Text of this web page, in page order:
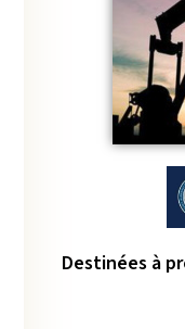
Destinées à